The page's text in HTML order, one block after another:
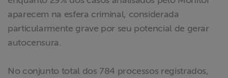
aparecem na esfera criminal, considerada
particularmente grave por seu potencial de gerar
autocensura.
No conjunto total dos 784 processos registrados,